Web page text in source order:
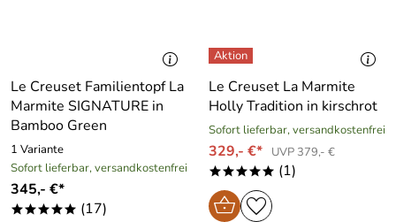
Le Creuset Familientopf La
Marmite SIGNATURE in
Bamboo Green
1 Variante
Sofort lieferbar, versandkostenfrei
345,- €*
***** (17)
Le Creuset La Marmite
Holly Tradition in kirschrot
Sofort lieferbar, versandkostenfrei
329,- €* UVP 379,- €
***** (1)